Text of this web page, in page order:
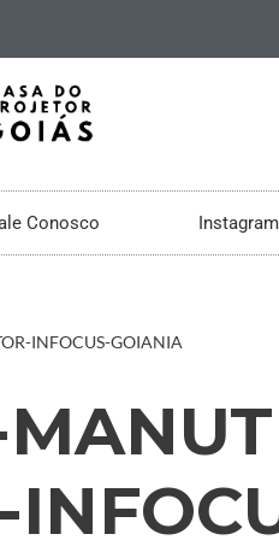
Conosco Instagram
INFOCUS-GOIANIA